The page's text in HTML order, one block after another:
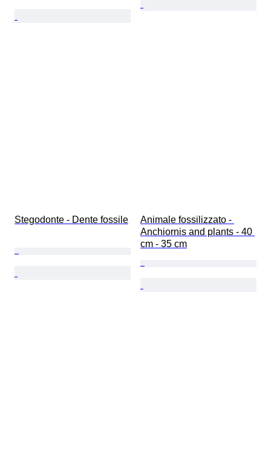
Stegodonte - Dente fossile
Animale fossilizzato -
Anchiornis and plants - 40
cm - 35 cm